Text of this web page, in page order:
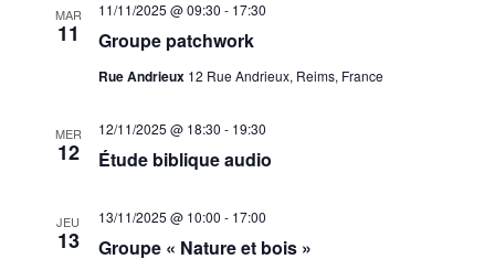
MAR
11 Groupe patchwork
11/11/2025 @ 09:30 - 17:30
Rue Andrieux 12 Rue Andrieux, Reims, France
MER
12 Étude biblique audio
12/11/2025 @ 18:30 - 19:30
JEU
13 Groupe « Nature et bois »
13/11/2025 @ 10:00 - 17:00